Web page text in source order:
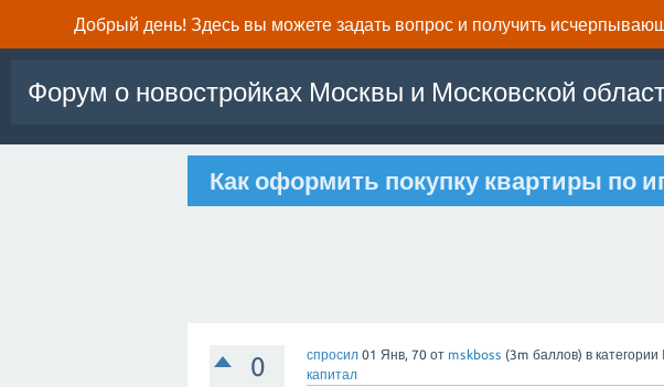
Добрый день! Здесь вы можете задать вопрос и получить
Форум о новостройках Москвы и Московской
Как оформить покупку квартиры по
0 спросил 01 Янв, 70 от mskboss (3m баллов) в категории
капитал